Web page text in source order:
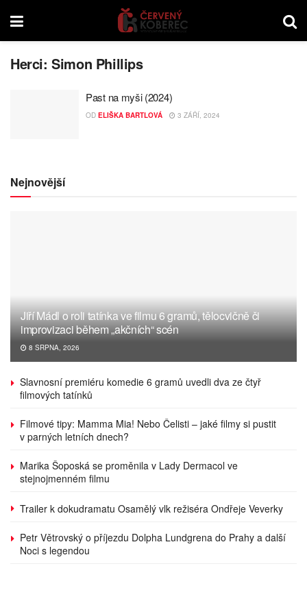
Herci:Simon Phillips
Past na myši (2024)
OD ELIŠKA BARTLOVÁ 3 ZÁŘÍ, 2024
Nejnovější
Jiří Mádl o roli tatínka ve filmu 6 gramů, tělocvičně či
improvizaci během „akčních“ scén
8 SRPNA, 2026
Slavnosní premiéru komedie 6 gramů uvedli dva ze čtyř
filmových tatínků
Filmové tipy: Mamma Mia! Nebo Čelisti – jaké filmy si pustit
v parných letních dnech?
Marika Šoposká se proměnila v Lady Dermacol ve
stejnojmenném filmu
Trailer k dokudramatu Osamělý vlk režiséra Ondřeje Veverky
Petr Větrovský o příjezdu Dolpha Lundgrena do Prahy a další
Noci s legendou